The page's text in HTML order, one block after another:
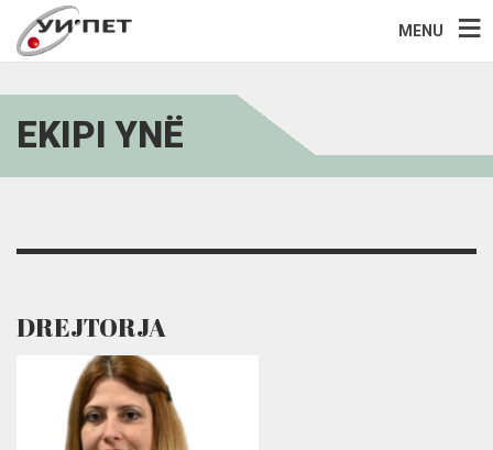
MENU
EKIPI YNË
DREJTORJA